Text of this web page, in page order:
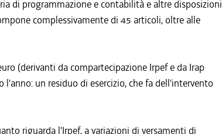
di programmazione e contabilità e altre disposizioni
complessivamente di 45 articoli, oltre alle
(derivanti da compartecipazione Irpef e da Irap
un residuo di esercizio, che fa dell'intervento
riguarda l'Irpef, a variazioni di versamenti di